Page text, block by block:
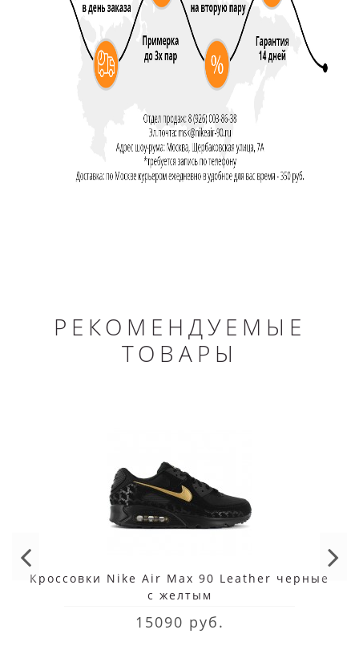
РЕКОМЕНДУЕМЫЕ
ТОВАРЫ
Кроссовки Nike Air Max 90 Leather черные
с желтым
15090 руб.